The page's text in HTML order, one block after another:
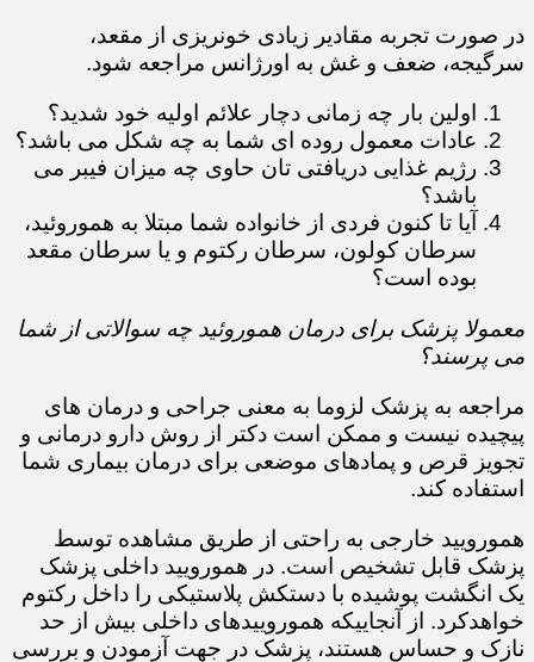
در صورت تجربه مقادیر زیادی خونریزی از مقعد،
سرگیجه، ضعف و غش به اورژانس مراجعه شود.
​​​​​​​​​​​​​​اولین بار چه زمانی دچار علائم اولیه خود شدید؟
عادات معمول روده ای شما به چه شکل می باشد؟
رژیم غذایی دریافتی تان حاوی چه میزان فیبر می
باشد؟
آیا تا کنون فردی از خانواده شما مبتلا به هموروئید،
سرطان کولون، سرطان رکتوم و یا سرطان مقعد
بوده است؟​​​​​​​
معمولا پزشک برای درمان هموروئید چه سوالاتی از شما
می پرسند؟
مراجعه به پزشک لزوما به معنی جراحی و درمان های
پیچیده نیست و ممکن است دکتر از روش دارو درمانی و
تجویز قرص و پمادهای موضعی برای درمان بیماری شما
استفاده کند.​​​​​​​
همورویید خارجی به راحتی از طریق مشاهده توسط
پزشک قابل تشخیص است. در همورویید داخلی پزشک
یک انگشت پوشیده با دستکش پلاستیکی را داخل رکتوم
خواهدکرد. از آنجاییکه هموروییدهای داخلی بیش از حد
نازک و حساس هستند، پزشک در جهت آزمودن و بررسی